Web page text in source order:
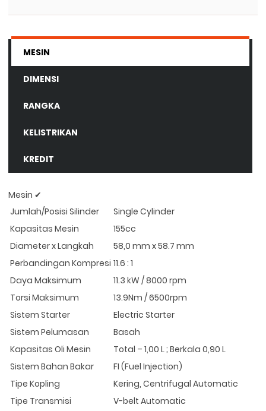
MESIN
DIMENSI
RANGKA
KELISTRIKAN
KREDIT
Mesin ✔
Jumlah/Posisi Silinder
Single Cylinder
Kapasitas Mesin
155cc
Diameter x Langkah
58,0 mm x 58.7 mm
Perbandingan Kompresi 11.6 : 1
Daya Maksimum
11.3 kW / 8000 rpm
Torsi Maksimum
13.9Nm / 6500rpm
Sistem Starter
Electric Starter
Sistem Pelumasan
Basah
Kapasitas Oli Mesin
Total – 1,00 L ; Berkala 0,90 L
Sistem Bahan Bakar
FI (Fuel Injection)
Tipe Kopling
Kering, Centrifugal Automatic
Tipe Transmisi
V-belt Automatic